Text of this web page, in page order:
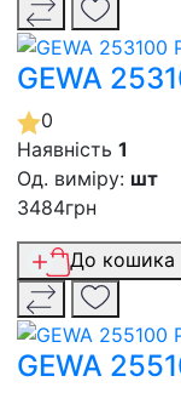
GEWA
0
Наявність 1
Од. виміру: шт
3484грн
До кошика
GEWA